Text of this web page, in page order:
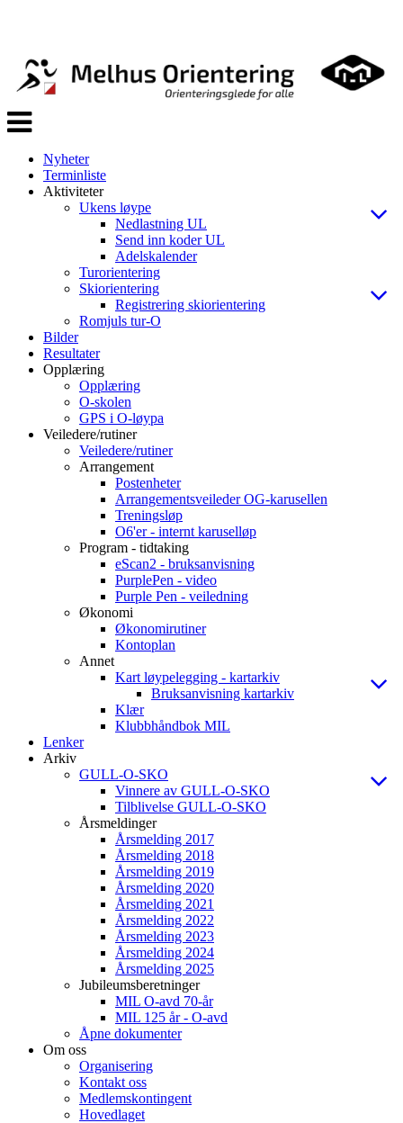
Veksle
navigasjon
Nyheter
Terminliste
Aktiviteter
Ukens løype
Nedlastning UL
Send inn koder UL
Adelskalender
Turorientering
Skiorientering
Registrering skiorientering
Romjuls tur-O
Bilder
Resultater
Opplæring
Opplæring
O-skolen
GPS i O-løypa
Veiledere/rutiner
Veiledere/rutiner
Arrangement
Postenheter
Arrangementsveileder OG-karusellen
Treningsløp
O6'er - internt karuselløp
Program - tidtaking
eScan2 - bruksanvisning
PurplePen - video
Purple Pen - veiledning
Økonomi
Økonomirutiner
Kontoplan
Annet
Kart løypelegging - kartarkiv
Bruksanvisning kartarkiv
Klær
Klubbhåndbok MIL
Lenker
Arkiv
GULL-O-SKO
Vinnere av GULL-O-SKO
Tilblivelse GULL-O-SKO
Årsmeldinger
Årsmelding 2017
Årsmelding 2018
Årsmelding 2019
Årsmelding 2020
Årsmelding 2021
Årsmelding 2022
Årsmelding 2023
Årsmelding 2024
Årsmelding 2025
Jubileumsberetninger
MIL O-avd 70-år
MIL 125 år - O-avd
Åpne dokumenter
Om oss
Organisering
Kontakt oss
Medlemskontingent
Hovedlaget